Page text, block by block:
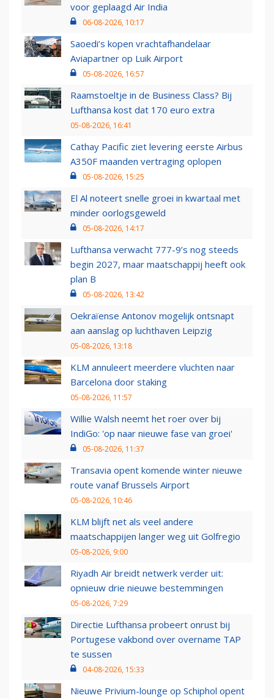
voor geplaagd Air India
06-08-2026, 10:17
Saoedi’s kopen vrachtafhandelaar
Aviapartner op Luik Airport
05-08-2026, 16:57
Raamstoeltje in de Business Class? Bij
Lufthansa kost dat 170 euro extra
05-08-2026, 16:41
Cathay Pacific ziet levering eerste Airbus
A350F maanden vertraging oplopen
05-08-2026, 15:25
El Al noteert snelle groei in kwartaal met
minder oorlogsgeweld
05-08-2026, 14:17
Lufthansa verwacht 777-9’s nog steeds
begin 2027, maar maatschappij heeft ook
plan B
05-08-2026, 13:42
Oekraïense Antonov mogelijk ontsnapt
aan aanslag op luchthaven Leipzig
05-08-2026, 13:18
KLM annuleert meerdere vluchten naar
Barcelona door staking
05-08-2026, 11:57
Willie Walsh neemt het roer over bij
IndiGo: 'op naar nieuwe fase van groei'
05-08-2026, 11:37
Transavia opent komende winter nieuwe
route vanaf Brussels Airport
05-08-2026, 10:46
KLM blijft net als veel andere
maatschappijen langer weg uit Golfregio
05-08-2026, 9:00
Riyadh Air breidt netwerk verder uit:
opnieuw drie nieuwe bestemmingen
05-08-2026, 7:29
Directie Lufthansa probeert onrust bij
Portugese vakbond over overname TAP
te sussen
04-08-2026, 15:33
Nieuwe Privium-lounge op Schiphol opent